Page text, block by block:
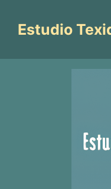
contenido
Estudio